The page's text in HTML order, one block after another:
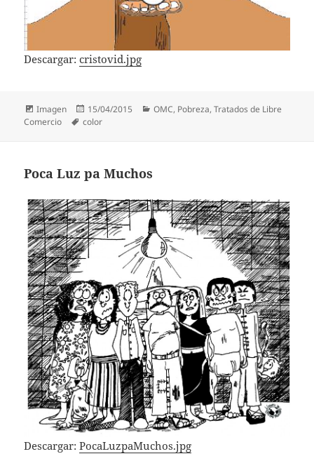
Descargar:cristovid.jpg
Formato
Imagen
Publicado
el
15/04/2015 Categorías
OMC, Pobreza,Tratados de Libre
Comercio
Etiquetas
color
Poca Luz pa Muchos
Descargar:PocaLuzpaMuchos.jpg